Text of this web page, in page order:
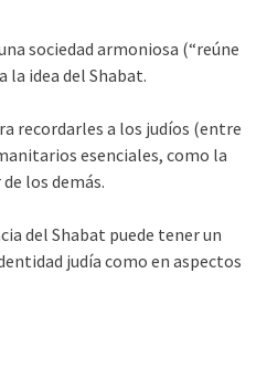
sociedad armoniosa (“reúne
la idea del Shabat.
recordarles a los judíos (entre
esenciales, como la
los demás.
del Shabat puede tener un
judía como en aspectos